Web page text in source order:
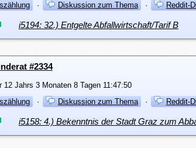
· Diskussion zum Thema · Reddit-
i5194: 32.) Entgelte Abfallwirtschaft/Tarif B
#2334
12 Jahrs 3 Monaten 8 Tagen 11:47:50
· Diskussion zum Thema · Reddit-
i5158: 4.) Bekenntnis der Stadt Graz zum